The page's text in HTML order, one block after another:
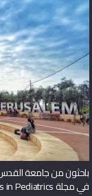
باحثون من جامعة القدس
في مجلة Frontiers in Pediatrics